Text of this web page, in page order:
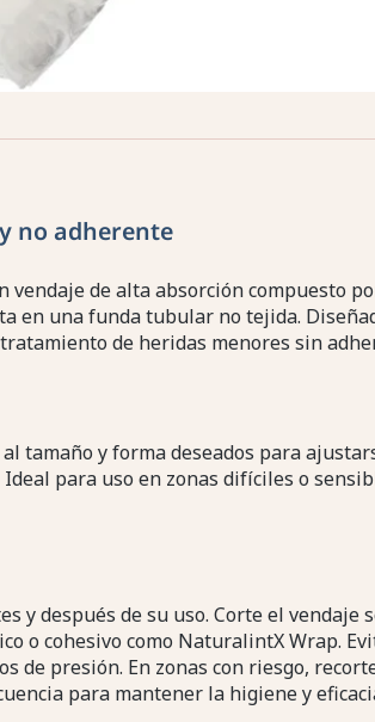
no adherente
de alta absorción compuesto
en una funda tubular no tejida.
de heridas menores sin
tamaño y forma deseados para
Ideal para uso en zonas difíciles o
y después de su uso. Corte el vendaje
o cohesivo como NaturalintX Wrap.
de presión. En zonas con riesgo,
para mantener la higiene y